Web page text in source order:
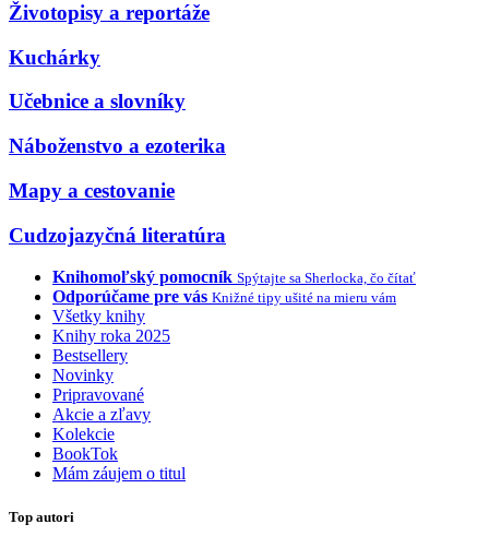
Životopisy a reportáže
Kuchárky
Učebnice a slovníky
Náboženstvo a ezoterika
Mapy a cestovanie
Cudzojazyčná literatúra
Knihomoľský pomocník Spýtajte sa Sherlocka, čo čítať
Odporúčame pre vás Knižné tipy ušité na mieru vám
Všetky knihy
Knihy roka 2025
Bestsellery
Novinky
Pripravované
Akcie a zľavy
Kolekcie
BookTok
Mám záujem o titul
Top autori